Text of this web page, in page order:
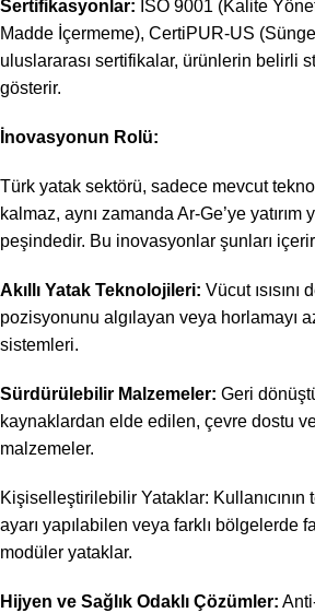
Sertifikasyonlar: ISO 9001 (Kalite
Madde İçermeme), CertiPUR-US
uluslararası sertifikalar, ürünlerin belirli
gösterir.
İnovasyonun Rolü:
Türk yatak sektörü, sadece mevcut
kalmaz, aynı zamanda Ar-Ge’ye
peşindedir. Bu inovasyonlar şunları
Akıllı Yatak Teknolojileri: Vücut
pozisyonunu algılayan veya horlamayı
sistemleri.
Sürdürülebilir Malzemeler: Geri
kaynaklardan elde edilen, çevre dostu
malzemeler.
Kişiselleştirilebilir Yataklar:
ayarı yapılabilen veya farklı bölgelerde
modüler yataklar.
Hijyen ve Sağlık Odaklı Çözümler: